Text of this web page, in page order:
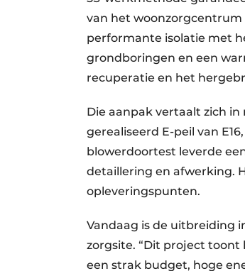
van het
performante isolatie met
grondboringen en een
recuperatie en het
Die aanpak vertaalt zich
gerealiseerd E-peil van
blowerdoortest leverde
detaillering en afwerking.
opleveringspunten.
Vandaag is de uitbreiding
zorgsite. “Dit project
een strak budget, hoge